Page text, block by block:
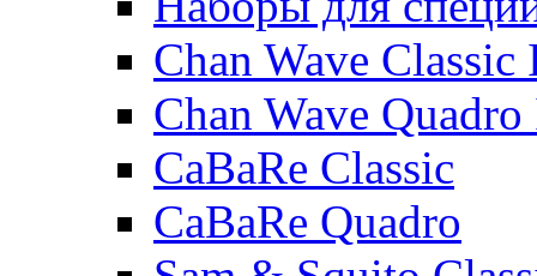
Chan Wave
Chan Wave
CaBaRe Classic
CaBaRe Quadro